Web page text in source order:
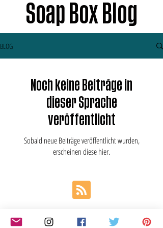
Soap Box Blog
BLOG
Noch keine Beiträge in
dieser Sprache
veröffentlicht
Sobald neue Beiträge veröffentlicht wurden,
erscheinen diese hier.